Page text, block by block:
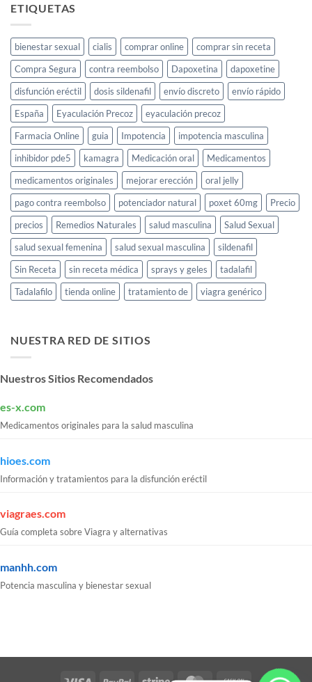
libido
femenina
y
cómo
usarlo
ETIQUETAS
bienestar sexual cialis comprar online
comprar sin receta
Compra Segura
contra reembolso Dapoxetina
dapoxetine
disfunción eréctil
dosis sildenafil envío discreto
envío rápido
España
Eyaculación Precoz
eyaculación precoz
Farmacia Online
guia Impotencia
impotencia masculina
inhibidor pde5
kamagra Medicación oral
Medicamentos
medicamentos originales
mejorar erección
oral jelly
pago contra reembolso
potenciador natural poxet 60mg
Precio
precios
Remedios Naturales salud masculina
Salud Sexual
salud sexual femenina
salud sexual masculina
sildenafil
Sin Receta
sin receta médica sprays y geles
tadalafil
Tadalafilo
tienda online tratamiento de viagra genérico
NUESTRA RED DE SITIOS
Nuestros Sitios Recomendados
es-x.com
Medicamentos originales para la salud masculina
hioes.com
Información y tratamientos para la disfunción eréctil
viagraes.com
Guía completa sobre Viagra y alternativas
manhh.com
Potencia masculina y bienestar sexual